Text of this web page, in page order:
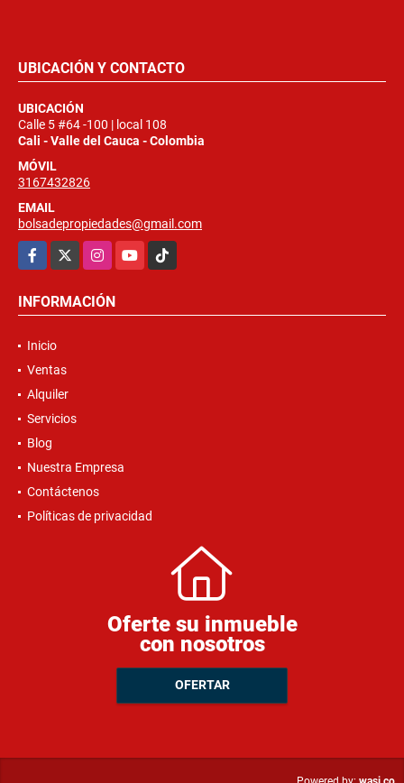
UBICACIÓN Y CONTACTO
UBICACIÓN
Calle 5 #64 -100 | local 108
Cali - Valle del Cauca - Colombia
MÓVIL
3167432826
EMAIL
bolsadepropiedades@gmail.com
Facebook
InstagramYouTubeTikTok
INFORMACIÓN
Inicio
Ventas
Alquiler
Servicios
Blog
Nuestra Empresa
Contáctenos
Políticas de privacidad
Oferte su inmueble
con nosotros
OFERTAR